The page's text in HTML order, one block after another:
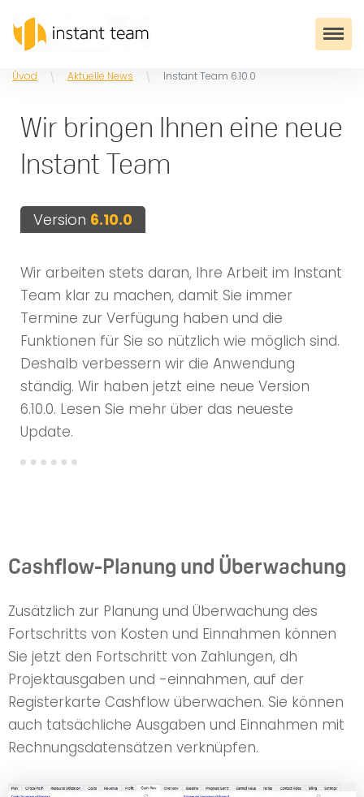
Úvod Aktuelle News Instant Team 6.10.0
Wir bringen Ihnen eine neue
Instant Team
Version 6.10.0
Wir arbeiten stets daran, Ihre Arbeit im Instant
Team klar zu machen, damit Sie immer
Termine zur Verfügung haben und die
Funktionen für Sie so nützlich wie möglich sind.
Deshalb verbessern wir die Anwendung
ständig. Wir haben jetzt eine neue Version
6.10.0. Lesen Sie mehr über das neueste
Update.
Cashflow-Planung und Überwachung
Zusätzlich zur Planung und Überwachung des
Fortschritts von Kosten und Einnahmen können
Sie jetzt den Fortschritt von Zahlungen, dh
Projektausgaben und -einnahmen, auf der
Registerkarte Cashflow überwachen. Sie können
auch tatsächliche Ausgaben und Einnahmen mit
Rechnungsdatensätzen verknüpfen.